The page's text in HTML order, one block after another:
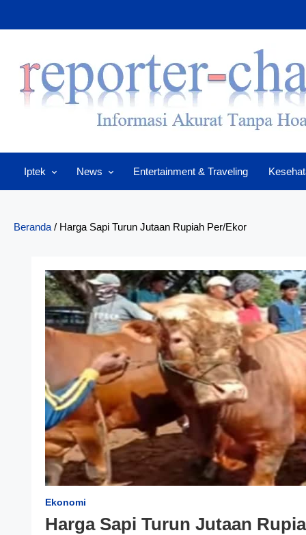
to
Iptek News Entertainment & Traveling
Beranda / Harga Sapi Turun Jutaan Rupiah Per/Ekor
Ekonomi
Harga Sapi Turun Jutaan